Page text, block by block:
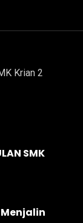
Krian 2
SMK
Menjalin